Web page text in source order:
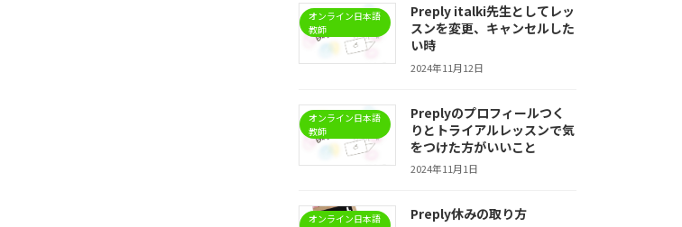
オンライン日本語
教師
Preply italki先生としてレッ
スンを変更、キャンセルした
い時
2024年11月12日
オンライン日本語
教師
Preplyのプロフィールつく
りとトライアルレッスンで気
をつけた方がいいこと
2024年11月1日
オンライン日本語
Preply休みの取り方